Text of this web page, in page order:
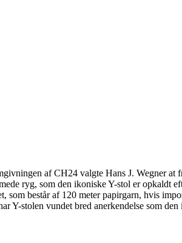
af CH24 valgte Hans J. Wegner
ryg, som den ikoniske Y-stol er opkaldt
består af 120 meter papirgarn, hvis
stolen vundet bred anerkendelse som den